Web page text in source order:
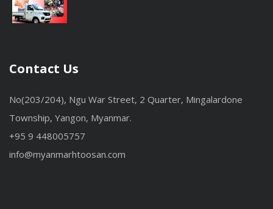
Contact Us
No(203/204), Ngu War Street, 2 Quarter, Mingalardone
Township, Yangon, Myanmar.
+95 9 448005757
info@myanmarhtoosan.com